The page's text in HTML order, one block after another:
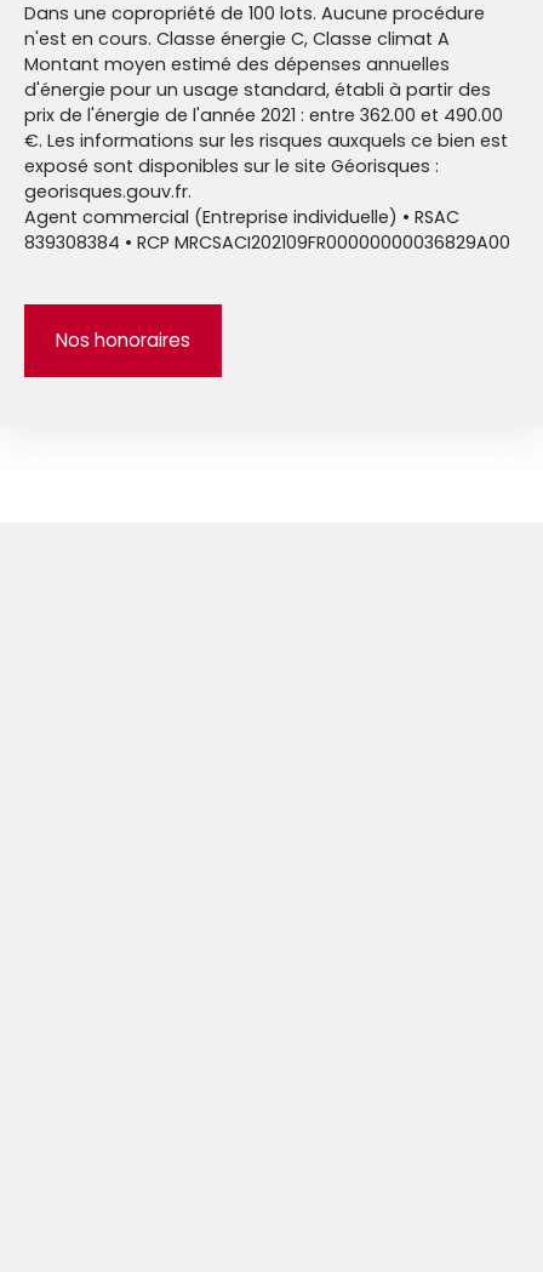
Dans une copropriété de 100 lots. Aucune procédure
n'est en cours. Classe énergie C, Classe climat A
Montant moyen estimé des dépenses annuelles
d'énergie pour un usage standard, établi à partir des
prix de l'énergie de l'année 2021 : entre 362.00 et 490.00
€. Les informations sur les risques auxquels ce bien est
exposé sont disponibles sur le site Géorisques :
georisques.gouv.fr.
Agent commercial (Entreprise individuelle) • RSAC
839308384 • RCP MRCSACI202109FR00000000036829A00
Nos honoraires